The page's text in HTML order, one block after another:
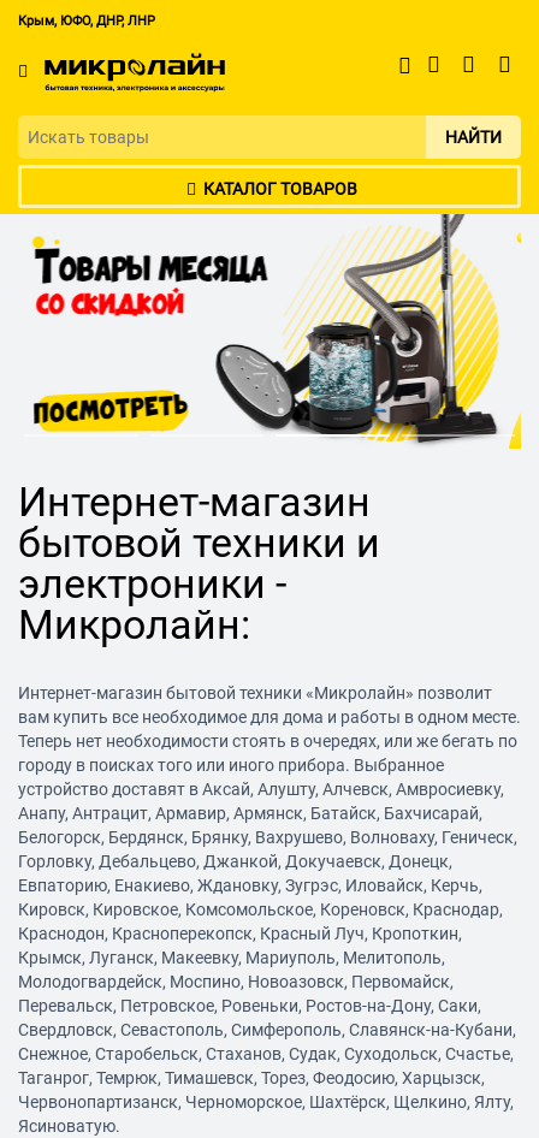
Крым, ЮФО, ДНР, ЛНР
НАЙТИ
КАТАЛОГ ТОВАРОВ
Интернет-магазин
бытовой техники и
электроники -
Микролайн:
Интернет-магазин бытовой техники «Микролайн» позволит
вам купить все необходимое для дома и работы в одном месте.
Теперь нет необходимости стоять в очередях, или же бегать по
городу в поисках того или иного прибора. Выбранное
устройство доставят в Аксай, Алушту, Алчевск, Амвросиевку,
Анапу, Антрацит, Армавир, Армянск, Батайск, Бахчисарай,
Белогорск, Бердянск, Брянку, Вахрушево, Волноваху, Геническ,
Горловку, Дебальцево, Джанкой, Докучаевск, Донецк,
Евпаторию, Енакиево, Ждановку, Зугрэс, Иловайск, Керчь,
Кировск, Кировское, Комсомольское, Кореновск, Краснодар,
Краснодон, Красноперекопск, Красный Луч, Кропоткин,
Крымск, Луганск, Макеевку, Мариуполь, Мелитополь,
Молодогвардейск, Моспино, Новоазовск, Первомайск,
Перевальск, Петровское, Ровеньки, Ростов-на-Дону, Саки,
Свердловск, Севастополь, Симферополь, Славянск-на-Кубани,
Снежное, Старобельск, Стаханов, Судак, Суходольск, Счастье,
Таганрог, Темрюк, Тимашевск, Торез, Феодосию, Харцызск,
Червонопартизанск, Черноморское, Шахтёрск, Щелкино, Ялту,
Ясиноватую.